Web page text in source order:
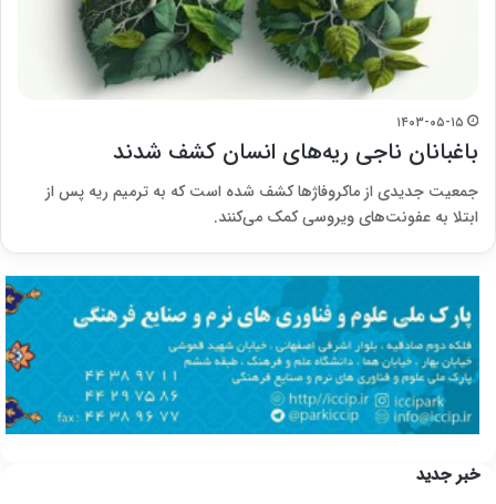
۱۴۰۳-۰۵-۱۵
باغبانان ناجی ریه‌های انسان کشف شدند
جمعیت جدیدی از ماکروفاژها کشف شده است که به ترمیم ریه پس از
ابتلا به عفونت‌های ویروسی کمک می‌کنند.
خبر جدید